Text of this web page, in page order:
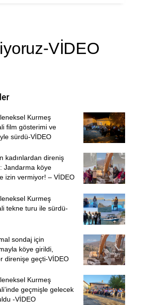
VİDEO
Kurmeş
film gösterimi ve
sürdü-VİDEO
kadınlardan direniş
Jandarma köye
izin vermiyor! – VİDEO
Kurmeş
tekne turu ile sürdü-
sondaj için
köye girildi,
direnişe geçti-VİDEO
Kurmeş
geçmişle gelecek
-VİDEO